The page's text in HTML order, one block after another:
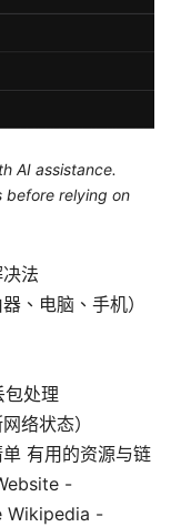
AI assistance.
before relying on
法
、电脑、手机）
包处理
络状态）
有用的资源与链
-
Wikipedia -